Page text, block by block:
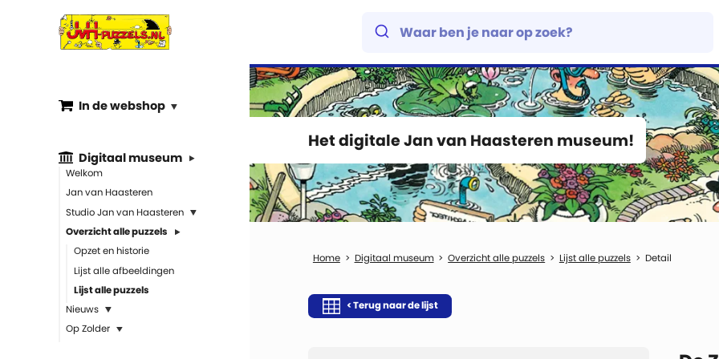
Het digitale Jan van Haasteren museum!
In de webshop
Digitaal museum
Welkom
Jan van Haasteren
Studio Jan van Haasteren
Overzicht alle puzzels
Opzet en historie
Lijst alle afbeeldingen
Lijst alle puzzels
Nieuws
Op Zolder
Digitaal museum Overzicht alle puzzels Lijst alle puzzels Detail
< Terug naar de lijst